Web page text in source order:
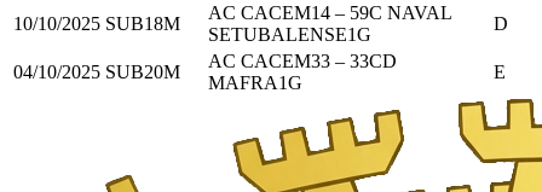
10/10/2025 SUB18M
AC CACEM14 – 59C NAVAL
SETUBALENSE1G
D
04/10/2025 SUB20M
AC CACEM33 – 33CD
MAFRA1G
E